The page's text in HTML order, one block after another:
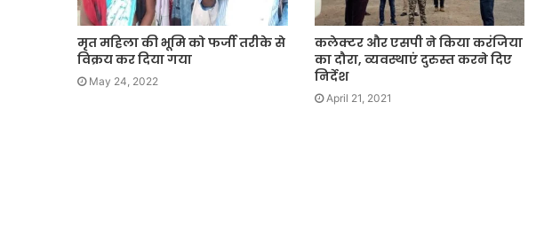
मृत महिला की भूमि को फर्जी तरीके से
विक्रय कर दिया गया
May 24, 2022
कलेक्टर और एसपी ने किया करंजिया
का दौरा, व्यवस्थाएं दुरुस्त करने दिए
निर्देश
April 21, 2021